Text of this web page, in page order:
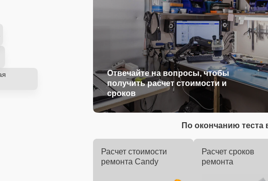
Отвечайте на вопросы, чтобы
получить расчет стоимости и
сроков
По окончанию теста
Расчет стоимости
ремонта Candy
Расчет сроков
ремонта